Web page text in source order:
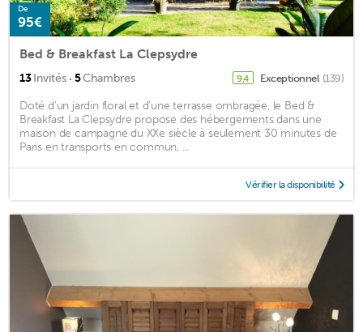
De
95€
Bed & Breakfast La Clepsydre
13Invités · 5Chambres 9,4 Exceptionnel (139)
Doté d’un jardin floral et d’une terrasse ombragée, le Bed &
Breakfast La Clepsydre propose des hébergements dans une
maison de campagne du XXe siècle à seulement 30 minutes de
Paris en transports en commun, ...
Vérifier la disponibilité